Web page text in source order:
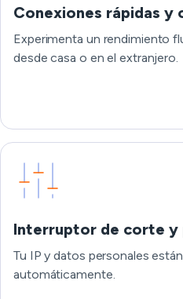
Conexiones rápidas y
Experimenta un rendimiento
desde casa o en el extranjero.
Interruptor de corte y
Tu IP y datos personales
automáticamente.